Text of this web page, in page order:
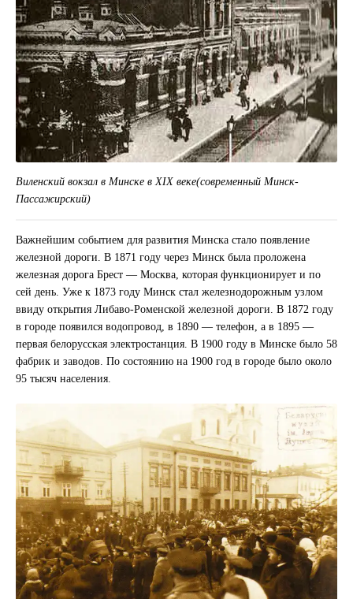
Виленский вокзал в Минске в XIX веке(современный Минск-
Пассажирский)
Важнейшим событием для развития Минска стало появление
железной дороги. В 1871 году через Минск была проложена
железная дорога Брест — Москва, которая функционирует и по
сей день. Уже к 1873 году Минск стал железнодорожным узлом
ввиду открытия Либаво-Роменской железной дороги. В 1872 году
в городе появился водопровод, в 1890 — телефон, а в 1895 —
первая белорусская электростанция. В 1900 году в Минске было 58
фабрик и заводов. По состоянию на 1900 год в городе было около
95 тысяч населения.